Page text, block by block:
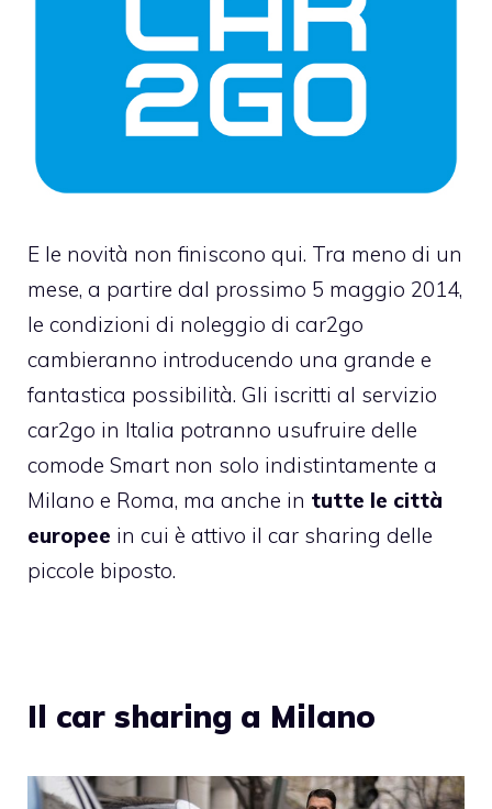
E le novità non finiscono qui. Tra meno di un
mese, a partire dal prossimo 5 maggio 2014,
le condizioni di noleggio di car2go
cambieranno introducendo una grande e
fantastica possibilità. Gli iscritti al servizio
car2go in Italia potranno usufruire delle
comode Smart non solo indistintamente a
Milano e Roma, ma anche in tutte le città
europee in cui è attivo il car sharing delle
piccole biposto.
Il car sharing a Milano